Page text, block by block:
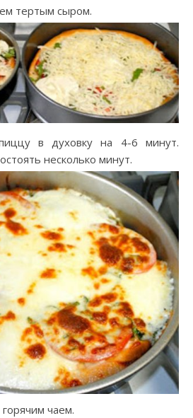
тертым сыром.
в духовку на 4-6 минут.
несколько минут.
чаем.